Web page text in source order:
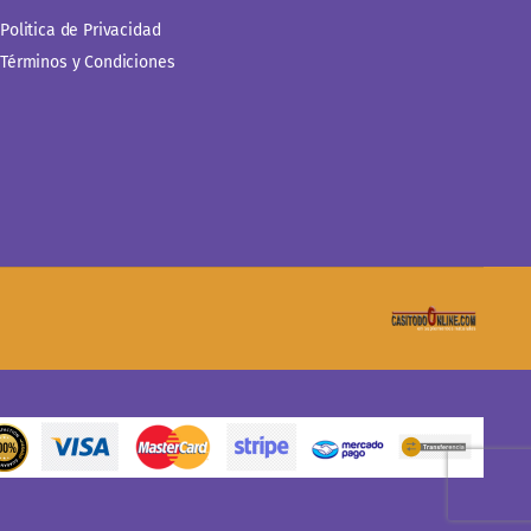
Politica de Privacidad
Términos y Condiciones